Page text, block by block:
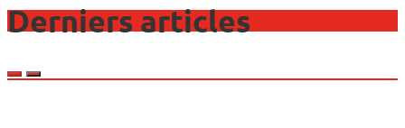
Derniers articles